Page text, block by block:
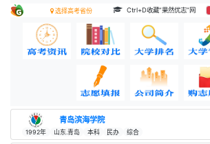
选择高考省份 Ctrl+D收藏“果然优志”网
青岛滨海学院
1992年 山东.青岛 本科 民办 综合